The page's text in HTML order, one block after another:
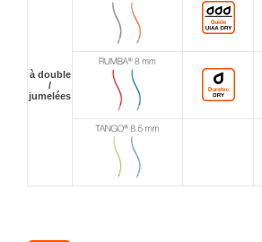
à double
/
jumelées